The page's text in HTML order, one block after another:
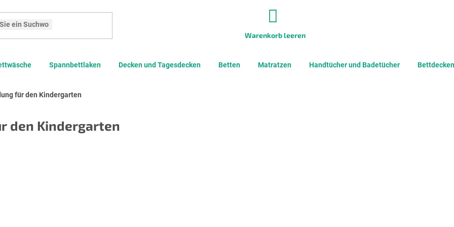
Warenkorb leeren
Spannbettlaken Decken und Tagesdecken Betten Matratzen Handtücher und Badetücher
für den Kindergarten
den Kindergarten